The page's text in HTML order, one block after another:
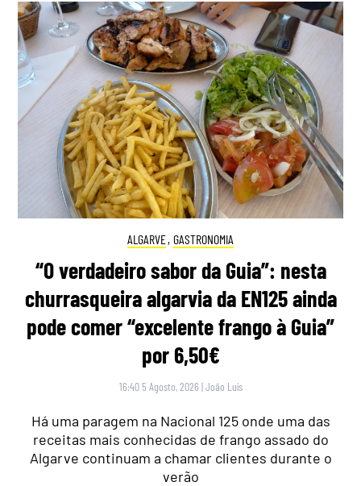
ALGARVE, GASTRONOMIA
“O verdadeiro sabor da Guia”: nesta
churrasqueira algarvia da EN125 ainda
pode comer “excelente frango à Guia”
por 6,50€
16:40 5 Agosto, 2026 |João Luís
Há uma paragem na Nacional 125 onde uma das
receitas mais conhecidas de frango assado do
Algarve continuam a chamar clientes durante o
verão